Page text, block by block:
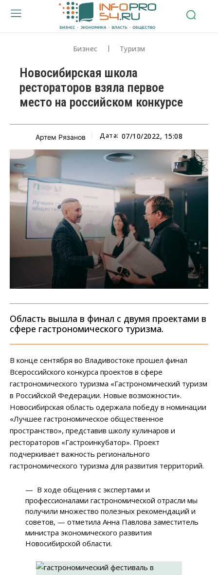
Бизнес Туризм
Новосибирская школа
рестораторов взяла первое
место на российском конкурсе
Артем Рязанов Дата: 07/10/2022, 15:08
Область вышла в финал с двумя проектами в
сфере гастрономического туризма.
В конце сентября во Владивостоке прошел финал
Всероссийского конкурса проектов в сфере
гастрономического туризма «Гастрономический туризм
в Российской Федерации. Новые возможности».
Новосибирская область одержала победу в номинации
«Лучшее гастрономическое общественное
пространство», представив школу кулинаров и
рестораторов «Гастроинкубатор». Проект
подчеркивает важность регионального
гастрономического туризма для развития территорий.
— В ходе общения с экспертами и
профессионалами гастрономической отрасли мы
получили множество полезных рекомендаций и
советов, — отметила Анна Павлова заместитель
министра экономического развития
Новосибирской области.